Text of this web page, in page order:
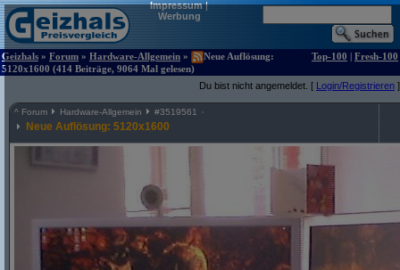
Impressum|
Werbung
Geizhals » Forum » Hardware-Allgemein »
Neue Auflösung:
5120x1600 (414 Beiträge, 9064 Mal gelesen)
Top-100 | Fresh-100
Du bist nicht angemeldet. [ Login/Registrieren ]
^ Forum Hardware-Allgemein #3519561
Neue Auflösung: 5120x1600